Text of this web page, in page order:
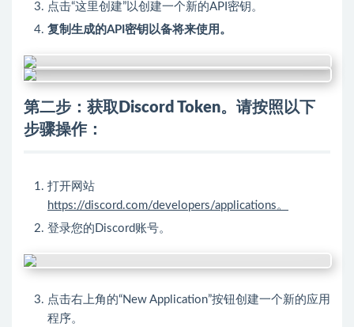
点击“这里创建”以创建一个新的API密钥。
复制生成的API密钥以备将来使用。
第二步：获取Discord Token。请按照以下
步骤操作：
打开网站
https://discord.com/developers/applications。
登录您的Discord账号。
点击右上角的“New Application”按钮创建一个新的应用
程序。